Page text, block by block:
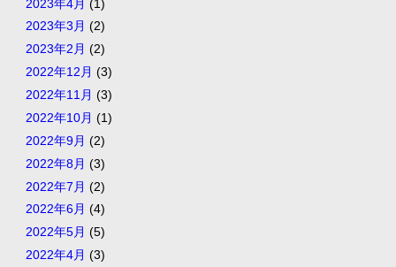
2023年4月 (1)
2023年3月 (2)
2023年2月 (2)
2022年12月 (3)
2022年11月 (3)
2022年10月 (1)
2022年9月 (2)
2022年8月 (3)
2022年7月 (2)
2022年6月 (4)
2022年5月 (5)
2022年4月 (3)